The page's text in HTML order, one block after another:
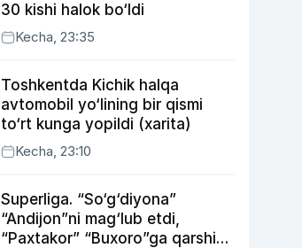
30 kishi halok bo‘ldi
Kecha, 23:35
Toshkentda Kichik halqa
avtomobil yo‘lining bir qismi
to‘rt kunga yopildi (xarita)
Kecha, 23:10
Superliga. “So‘g‘diyona”
“Andijon”ni mag‘lub etdi,
“Paxtakor” “Buxoro”ga qarshi